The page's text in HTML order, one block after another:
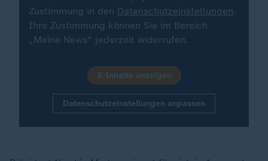
Zustimmung in den Datenschutzeinstellungen.
Ihre Zustimmung können Sie im Bereich
„Meine News“ jederzeit widerrufen.
X-Inhalte anzeigen
Datenschutzeinstellungen anpassen